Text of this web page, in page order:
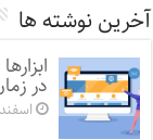
آخرین نوشته ها
در
اسفند 27,